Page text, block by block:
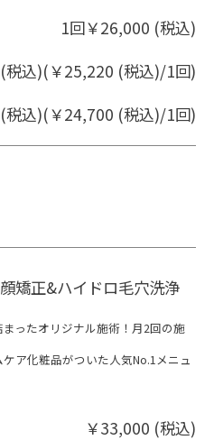
1回￥26,000 (税込)
税込)(￥25,220 (税込)/1回)
税込)(￥24,700 (税込)/1回)
矯正&ハイドロ毛穴洗浄
ったオリジナル施術！月2回の施
ア化粧品がついた人気No.1メニュ
￥33,000 (税込)